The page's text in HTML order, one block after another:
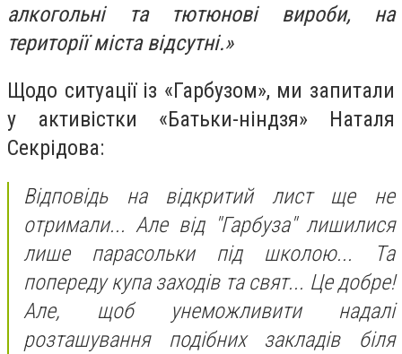
алкогольні та тютюнові вироби, на
території міста відсутні.»
Щодо ситуації із «Гарбузом», ми запитали
у активістки «Батьки-ніндзя» Наталя
Секрідова:
Відповідь на відкритий лист ще не
отримали... Але від "Гарбуза" лишилися
лише парасольки під школою... Та
попереду купа заходів та свят... Це добре!
Але, щоб унеможливити надалі
розташування подібних закладів біля